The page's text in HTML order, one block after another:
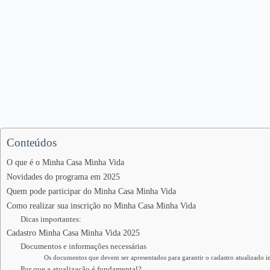
Conteúdos
O que é o Minha Casa Minha Vida
Novidades do programa em 2025
Quem pode participar do Minha Casa Minha Vida
Como realizar sua inscrição no Minha Casa Minha Vida
Dicas importantes:
Cadastro Minha Casa Minha Vida 2025
Documentos e informações necessárias
Os documentos que devem ser apresentados para garantir o cadastro atualizado